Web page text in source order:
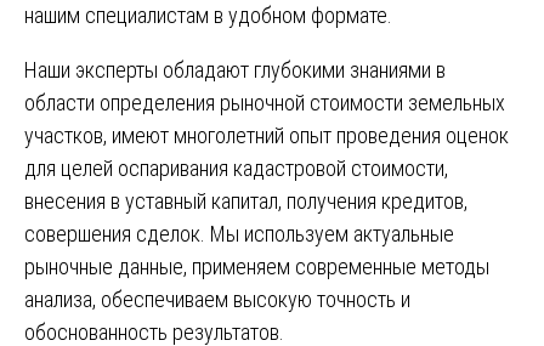
нашим специалистам в удобном формате.
Наши эксперты обладают глубокими знаниями в
области определения рыночной стоимости земельных
участков, имеют многолетний опыт проведения оценок
для целей оспаривания кадастровой стоимости,
внесения в уставный капитал, получения кредитов,
совершения сделок. Мы используем актуальные
рыночные данные, применяем современные методы
анализа, обеспечиваем высокую точность и
обоснованность результатов.